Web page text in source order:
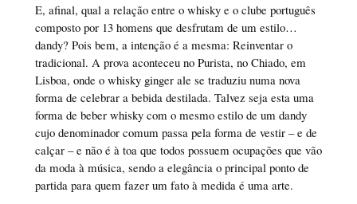
E, afinal, qual a relação entre o whisky e o clube português
composto por 13 homens que desfrutam de um estilo…
dandy? Pois bem, a intenção é a mesma: Reinventar o
tradicional. A prova aconteceu no Purista, no Chiado, em
Lisboa, onde o whisky ginger ale se traduziu numa nova
forma de celebrar a bebida destilada. Talvez seja esta uma
forma de beber whisky com o mesmo estilo de um dandy
cujo denominador comum passa pela forma de vestir – e de
calçar – e não é à toa que todos possuem ocupações que vão
da moda à música, sendo a elegância o principal ponto de
partida para quem fazer um fato à medida é uma arte.